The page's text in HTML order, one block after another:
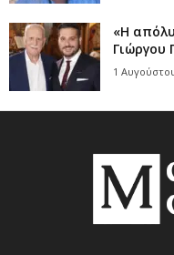
«Η
Γιώργου
1